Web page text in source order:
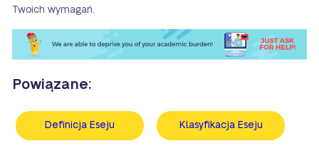
Twoich wymagań.
Powiązane:
Definicja Eseju Klasyfikacja Eseju